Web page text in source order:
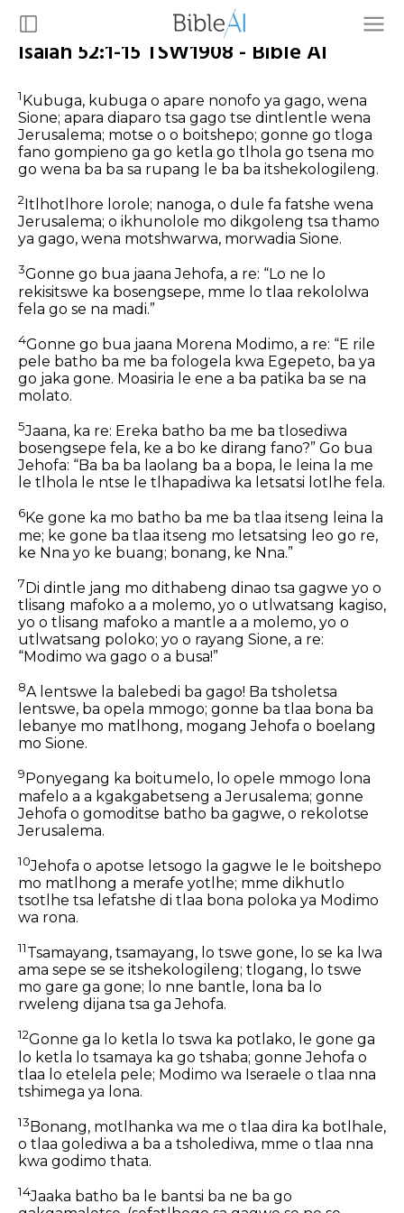
Isaiah 52:1-15 TSW1908 - Bible AI
1Kubuga, kubuga o apare nonofo ya gago, wena
Sione; apara diaparo tsa gago tse dintlentle wena
Jerusalema; motse o o boitshepo; gonne go tloga
fano gompieno ga go ketla go tlhola go tsena mo
go wena ba ba sa rupang le ba ba itshekologileng.
2 Itlhotlhore lorole; nanoga, o dule fa fatshe wena
Jerusalema; o ikhunolole mo dikgoleng tsa thamo
ya gago, wena motshwarwa, morwadia Sione.
3Gonne go bua jaana Jehofa, a re: “Lo ne lo
rekisitswe ka bosengsepe, mme lo tlaa rekololwa
fela go se na madi.”
4Gonne go bua jaana Morena Modimo, a re: “E rile
pele batho ba me ba fologela kwa Egepeto, ba ya
go jaka gone. Moasiria le ene a ba patika ba se na
molato.
5Jaana, ka re: Ereka batho ba me ba tlosediwa
bosengsepe fela, ke a bo ke dirang fano?” Go bua
Jehofa: “Ba ba ba laolang ba a bopa, le leina la me
le tlhola le ntse le tlhapadiwa ka letsatsi lotlhe fela.
6Ke gone ka mo batho ba me ba tlaa itseng leina la
me; ke gone ba tlaa itseng mo letsatsing leo go re,
ke Nna yo ke buang; bonang, ke Nna.”
7Di dintle jang mo dithabeng dinao tsa gagwe yo o
tlisang mafoko a a molemo, yo o utlwatsang kagiso,
yo o tlisang mafoko a mantle a a molemo, yo o
utlwatsang poloko; yo o rayang Sione, a re:
“Modimo wa gago o a busa!”
8A lentswe la balebedi ba gago! Ba tsholetsa
lentswe, ba opela mmogo; gonne ba tlaa bona ba
lebanye mo matlhong, mogang Jehofa o boelang
mo Sione.
9 Ponyegang ka boitumelo, lo opele mmogo lona
mafelo a a kgakgabetseng a Jerusalema; gonne
Jehofa o gomoditse batho ba gagwe, o rekolotse
Jerusalema.
10Jehofa o apotse letsogo la gagwe le le boitshepo
mo matlhong a merafe yotlhe; mme dikhutlo
tsotlhe tsa lefatshe di tlaa bona poloka ya Modimo
wa rona.
11Tsamayang, tsamayang, lo tswe gone, lo se ka lwa
ama sepe se se itshekologileng; tlogang, lo tswe
mo gare ga gone; lo nne bantle, lona ba lo
rweleng dijana tsa ga Jehofa.
12Gonne ga lo ketla lo tswa ka potlako, le gone ga
lo ketla lo tsamaya ka go tshaba; gonne Jehofa o
tlaa lo etelela pele; Modimo wa Iseraele o tlaa nna
tshimega ya lona.
13Bonang, motlhanka wa me o tlaa dira ka botlhale,
o tlaa golediwa a ba a tsholediwa, mme o tlaa nna
kwa godimo thata.
14Jaaka batho ba le bantsi ba ne ba go